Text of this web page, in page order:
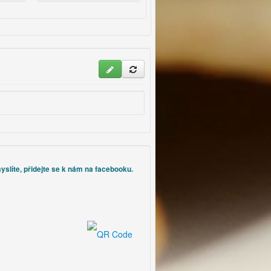
přidejte se k nám na facebooku.